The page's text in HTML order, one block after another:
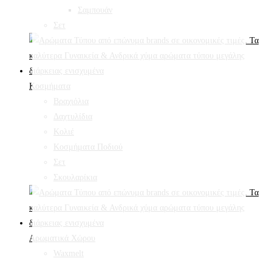
Σαμπουάν
Σετ
Κοσμήματα
Βραχιόλια
Δαχτυλίδια
Κολιέ
Κοσμήματα Ποδιού
Σετ
Σκουλαρίκια
Αρωματικά Χώρου
Waxmelt